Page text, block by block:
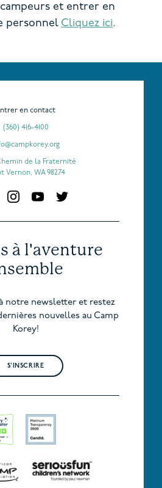
et entrer en
personnel Cliquez ici.
à l'aventure
notre newsletter et restez
nouvelles au Camp
Korey!
S'INSCRIRE
en contact
(360) 416-4100
de la Fraternité
Vernon, WA 98274